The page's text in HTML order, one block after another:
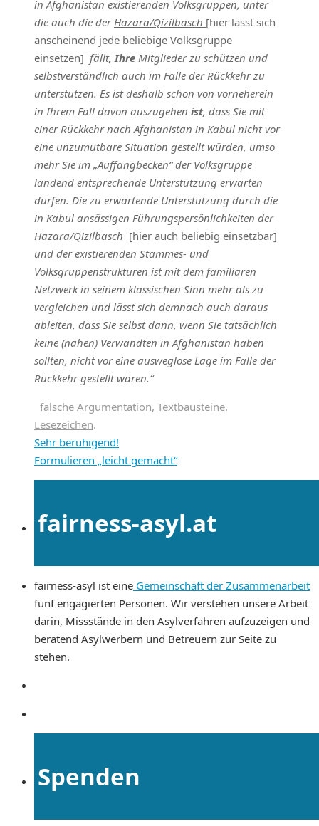
in Afghanistan existierenden Volksgruppen, unter
die auch die derHazara/Qizilbasch [hier lässt sich
anscheinend jede beliebige Volksgruppe
einsetzen] fällt, Ihre Mitglieder zu schützen und
selbstverständlich auch im Falle der Rückkehr zu
unterstützen. Es ist deshalb schon von vorneherein
in Ihrem Fall davon auszugehen ist, dass Sie mit
einer Rückkehr nach Afghanistan in Kabul nicht vor
eine unzumutbare Situation gestellt würden, umso
mehr Sie im „Auffangbecken“ der Volksgruppe
landend entsprechende Unterstützung erwarten
dürfen. Die zu erwartende Unterstützung durch die
in Kabul ansässigen Führungspersönlichkeiten der
Hazara/Qizilbasch [hier auch beliebig einsetzbar]
und der existierenden Stammes- und
Volksgruppenstrukturen ist mit dem familiären
Netzwerk in seinem klassischen Sinn mehr als zu
vergleichen und lässt sich demnach auch daraus
ableiten, dass Sie selbst dann, wenn Sie tatsächlich
keine (nahen) Verwandten in Afghanistan haben
sollten, nicht vor eine ausweglose Lage im Falle der
Rückkehr gestellt wären.“
falsche Argumentation, Textbausteine.
Lesezeichen.
Sehr beruhigend!
Formulieren „leicht gemacht“
fairness-asyl.at
fairness-asyl ist eine Gemeinschaft der Zusammenarbeit
fünf engagierten Personen. Wir verstehen unsere Arbeit
darin, Missstände in den Asylverfahren aufzuzeigen und
beratend Asylwerbern und Betreuern zur Seite zu
stehen.
Spenden